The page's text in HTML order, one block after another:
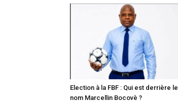
Election à la FBF : Qui est derrière le
nom Marcellin Bocovè ?